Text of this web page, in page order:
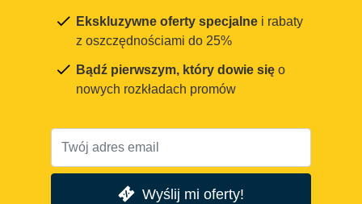
Ekskluzywne oferty specjalne i rabaty
z oszczędnościami do 25%
Bądź pierwszym, który dowie się o
nowych rozkładach promów
Wyślij mi oferty!